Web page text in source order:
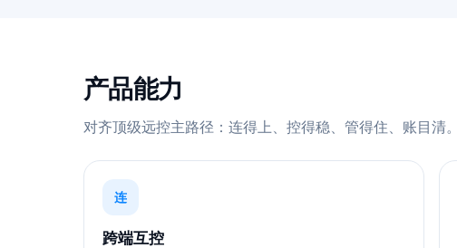
产品能力
对齐顶级远控主路径：连得上、控得稳、管得住、账目清。
连
跨端互控